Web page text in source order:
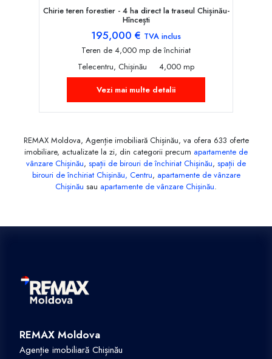
Chirie teren forestier - 4 ha direct la traseul Chișinău-
Hîncești
195,000 € TVA inclus
Teren de 4,000 mp de închiriat
Telecentru, Chișinău
4,000 mp
Vezi mai multe detalii
REMAX Moldova, Agenție imobiliară Chișinău, va ofera 633 oferte
imobiliare, actualizate la zi, din categorii precum apartamente de
vânzare Chișinău, spații de birouri de închiriat Chișinău, spații de
birouri de închiriat Chișinău, Centru, apartamente de vânzare
Chișinău sau apartamente de vânzare Chișinău.
REMAX Moldova
Agenție imobiliară Chișinău